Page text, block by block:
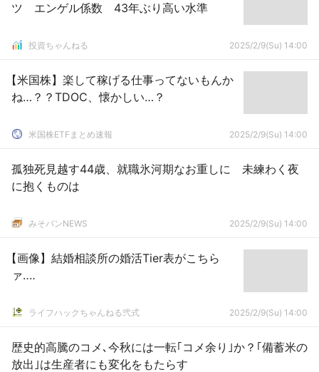
ツ エンゲル係数 43年ぶり高い水準
投資ちゃんねる 2025/2/9(Su) 14:00
【米国株】楽して稼げる仕事ってないもんか
ね…？？TDOC、懐かしい…？
米国株ETFまとめ速報 2025/2/9(Su) 14:00
孤独死見越す44歳、就職氷河期なお重しに 未練わく夜
に抱くものは
みそパンNEWS 2025/2/9(Su) 14:00
【画像】結婚相談所の婚活Tier表がこちら
ァ‥‥
ライフハックちゃんねる弐式 2025/2/9(Su) 14:00
歴史的高騰のコメ､今秋には一転｢コメ余り｣か？｢備蓄米の
放出｣は生産者にも変化をもたらす